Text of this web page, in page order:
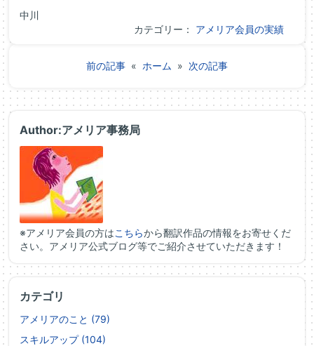
中川
カテゴリー： アメリア会員の実績
前の記事 « ホーム » 次の記事
Author:アメリア事務局
※アメリア会員の方はこちらから翻訳作品の情報をお寄せくだ
さい。アメリア公式ブログ等でご紹介させていただきます！
カテゴリ
アメリアのこと (79)
スキルアップ (104)